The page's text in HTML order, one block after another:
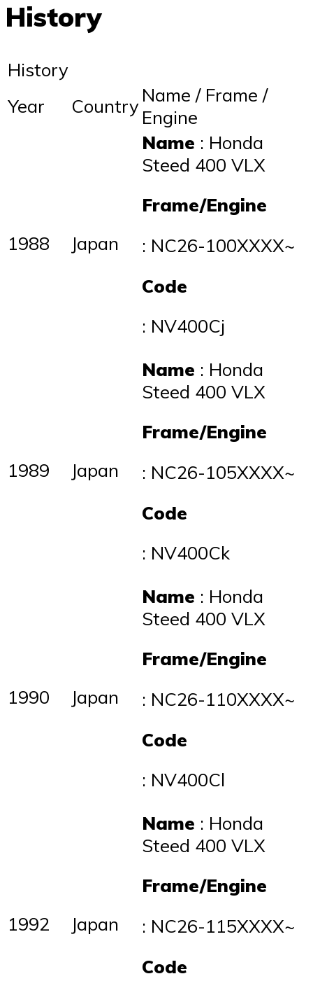
History
History
Year
CountryName / Frame /
Engine
1988 Japan
Name : Honda
Steed 400 VLX
Frame/Engine
: NC26-100XXXX~
Code
: NV400Cj
1989 Japan
Name : Honda
Steed 400 VLX
Frame/Engine
: NC26-105XXXX~
Code
: NV400Ck
1990 Japan
Name : Honda
Steed 400 VLX
Frame/Engine
: NC26-110XXXX~
Code
: NV400Cl
1992 Japan
Name : Honda
Steed 400 VLX
Frame/Engine
: NC26-115XXXX~
Code